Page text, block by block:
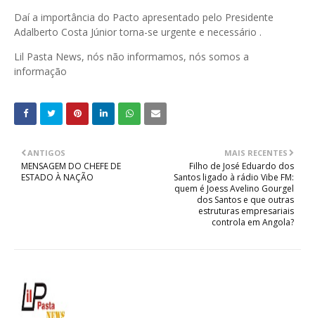
Daí a importância do Pacto apresentado pelo Presidente
Adalberto Costa Júnior torna-se urgente e necessário .
Lil Pasta News, nós não informamos, nós somos a
informação
MAIS RECENTES
Filho de José Eduardo dos
Santos ligado à rádio Vibe FM:
quem é Joess Avelino Gourgel
dos Santos e que outras
estruturas empresariais
controla em Angola?
ANTIGOS
MENSAGEM DO CHEFE DE
ESTADO À NAÇÃO